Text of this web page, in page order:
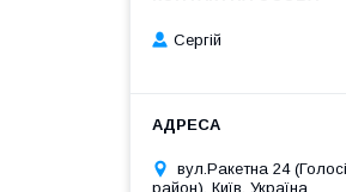
Сергій
вул.Ракетна 24
район), Київ, Україна